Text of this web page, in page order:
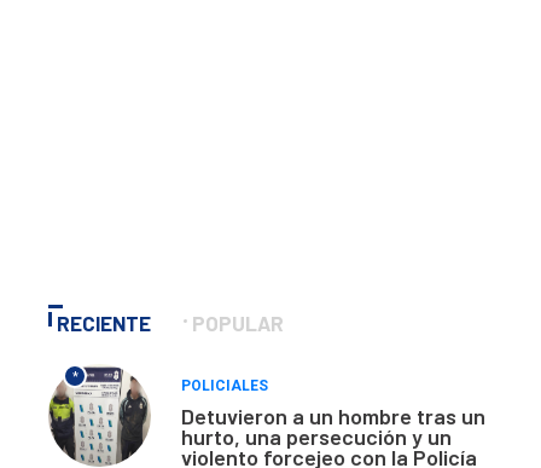
RECIENTE POPULAR
*
POLICIALES
Detuvieron a un hombre tras un
hurto, una persecución y un
violento forcejeo con la Policía